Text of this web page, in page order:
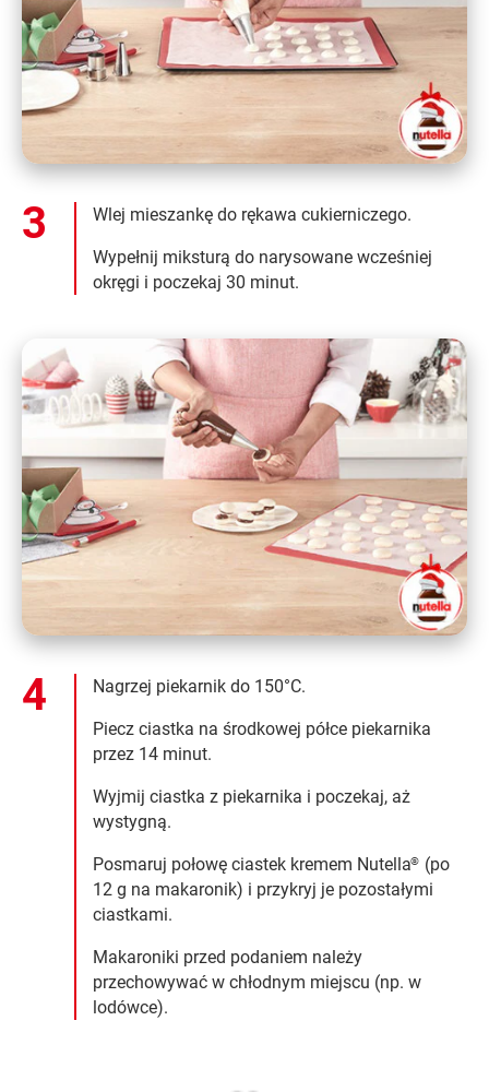
Wlej mieszankę do rękawa cukierniczego.
Wypełnij miksturą do narysowane wcześniej
okręgi i poczekaj 30 minut.
Nagrzej piekarnik do 150°C.
Piecz ciastka na środkowej półce piekarnika
przez 14 minut.
Wyjmij ciastka z piekarnika i poczekaj, aż
wystygną.
Posmaruj połowę ciastek kremem Nutella® (po
12 g na makaronik) i przykryj je pozostałymi
ciastkami.
Makaroniki przed podaniem należy
przechowywać w chłodnym miejscu (np. w
lodówce).